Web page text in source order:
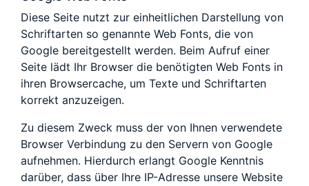
Diese Seite nutzt zur einheitlichen Darstellung von
Schriftarten so genannte Web Fonts, die von
Google bereitgestellt werden. Beim Aufruf einer
Seite lädt Ihr Browser die benötigten Web Fonts in
ihren Browsercache, um Texte und Schriftarten
korrekt anzuzeigen.
Zu diesem Zweck muss der von Ihnen verwendete
Browser Verbindung zu den Servern von Google
aufnehmen. Hierdurch erlangt Google Kenntnis
darüber, dass über Ihre IP-Adresse unsere Website